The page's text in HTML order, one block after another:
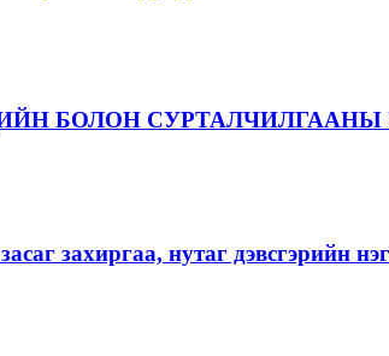
БОЛОН
захиргаа, нутаг дэвсгэрийн